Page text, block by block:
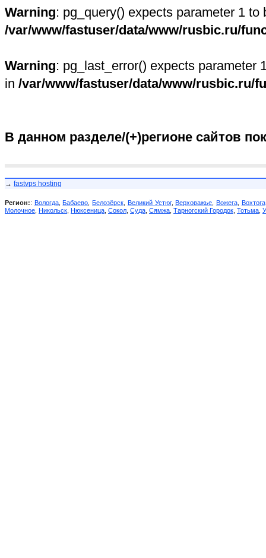
Warning: pg_query() expects parameter 1
/var/www/fastuser/data/www/rusbic.ru/
Warning: pg_last_error() expects parameter
in /var/www/fastuser/data/www/rusbic.ru/
В данном разделе/(+)регионе сайтов
→ fastvps hosting
Регион:: Вологда,Бабаево ,Белозёрск Великий Устюг,Верховажье Вожега, Вохтога
Молочное Никольск Нюксеница Сокол Суда Сямжа Тарногский Городок Тотьма